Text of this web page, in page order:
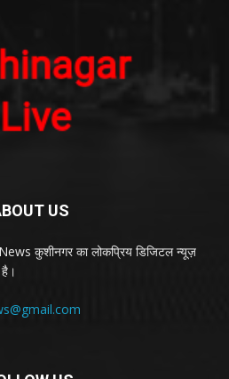
US
कुशीनगर का लोकप्रिय डिजिटल न्यूज़